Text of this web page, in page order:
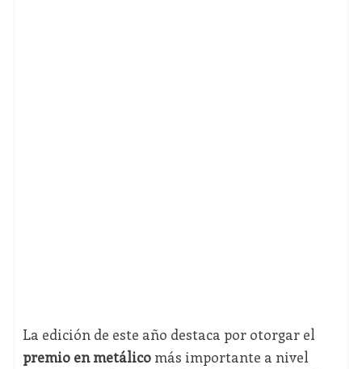
La edición de este año destaca por otorgar el
premio en metálicomás importante a nivel